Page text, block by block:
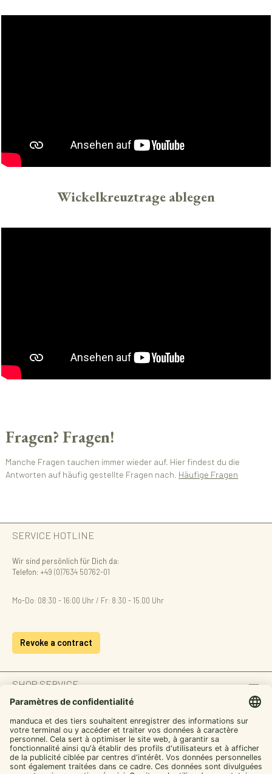
Wickelkreuztrage ablegen
Fragen? Fragen!
Manche Fragen tauchen immer wieder auf. Hier findest du die
Antworten auf häufig gestellte Fragen nach. Häufige Fragen
SERVICE HOTLINE
Wir sind persönlich für Dich da:
Telefon: +49 (0)7634 50762-01
Mo-Do: 08:30 - 16:00 Uhr / Fr: 8:30 - 15.00 Uhr
Revoke a contract
SHOP SERVICE
INFORMATION
ZAHLUNGSARTEN
SICHER EINKAUFEN
Von manduca,